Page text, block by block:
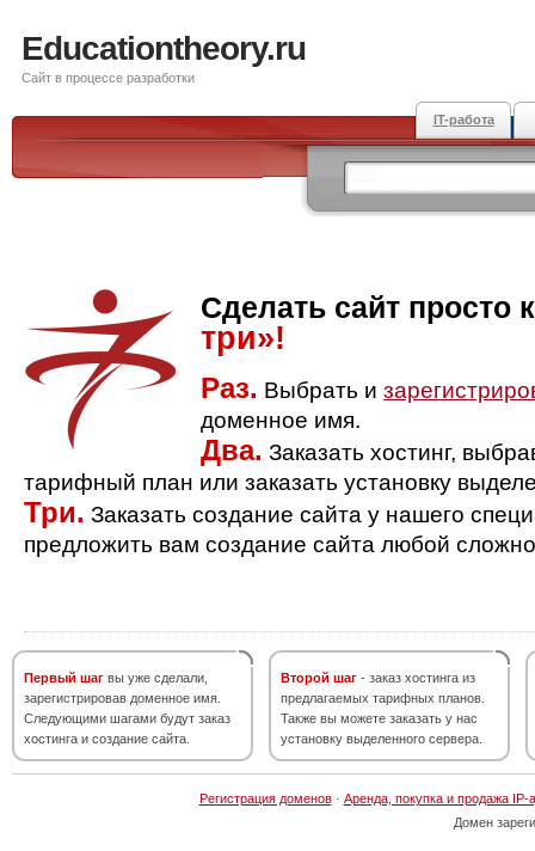
Educationtheory.ru
Сайт в процессе разработки
IT-работа
Сделать сайт просто
три»!
Раз. Выбрать и
доменное имя.
Два. Заказать хостинг,
тарифный план или заказать установку
Три. Заказать создание сайта у нашего
предложить вам создание сайта любой
Первый шаг вы уже сделали,
зарегистрировав доменное имя.
Следующими шагами будут заказ
хостинга и создание сайта.
Второй шаг - заказ хостинга из
предлагаемых тарифных планов.
Также вы можете заказать у нас
установку выделенного сервера.
Регистрация доменов· Аренда, покупка и продажа IP-
Домен